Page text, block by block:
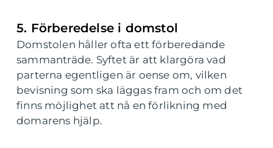
5. Förberedelse i domstol
Domstolen håller ofta ett förberedande
sammanträde. Syftet är att klargöra vad
parterna egentligen är oense om, vilken
bevisning som ska läggas fram och om det
finns möjlighet att nå en förlikning med
domarens hjälp.